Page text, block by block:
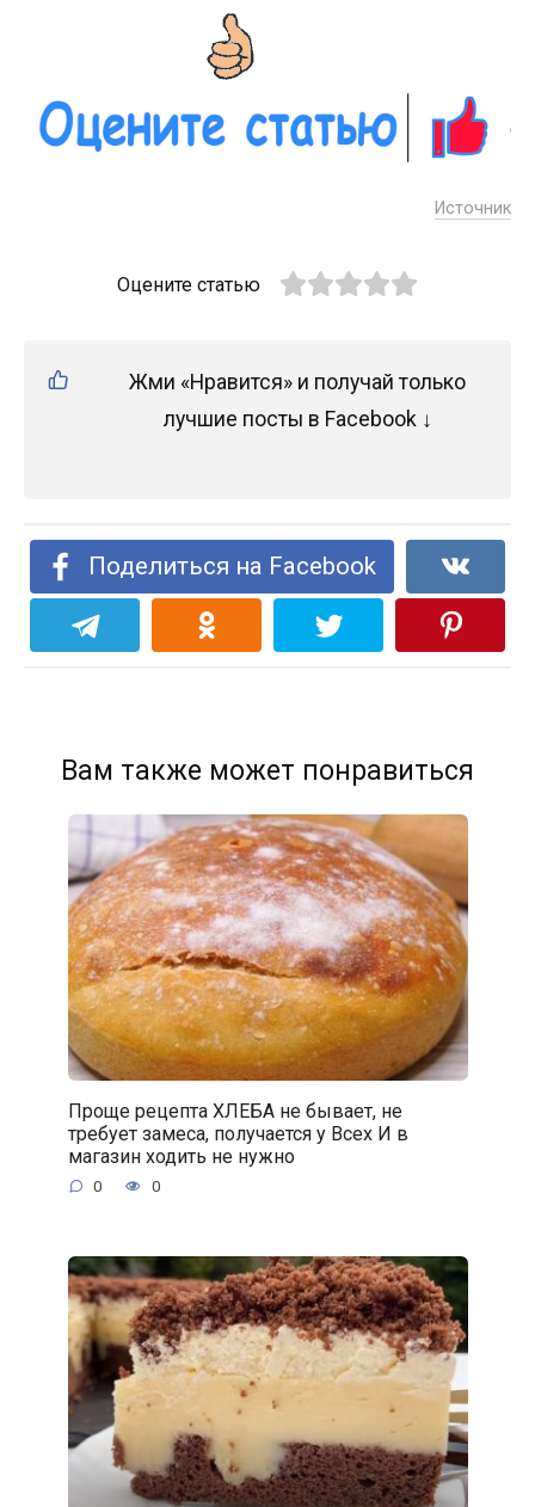
Источник
Оцените статью
Жми «Нравится» и получай только
лучшие посты в Facebook ↓
Поделиться на Facebook
Вам также может понравиться
Проще рецепта ХЛЕБА не бывает, не
требует замеса, получается у Всех И в
магазин ходить не нужно
0 0